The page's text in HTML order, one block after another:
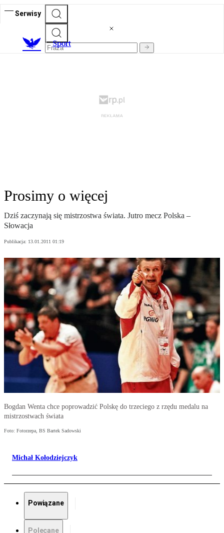
Serwisy
Sport
Prosimy o więcej
Dziś zaczynają się mistrzostwa świata. Jutro mecz Polska –
Słowacja
Publikacja: 13.01.2011 01:19
Bogdan Wenta chce poprowadzić Polskę do trzeciego z rzędu medalu na
mistrzostwach świata
Foto: Fotorzepa, BS Bartek Sadowski
Michał Kołodziejczyk
Powiązane
Polecane